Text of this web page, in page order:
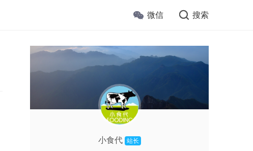
微信 搜索
小食代 站长